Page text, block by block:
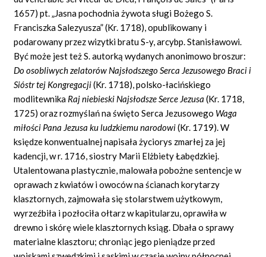
1657) pt. „Jasna pochodnia żywota sługi Bożego S.
Franciszka Salezyusza” (Kr. 1718), opublikowany i
podarowany przez wizytki bratu S-y, arcybp. Stanisławowi.
Być może jest też S. autorką wydanych anonimowo broszur:
Do osobliwych zelatorów Najsłodszego Serca Jezusowego Braci i
Sióstr tej Kongregacji(Kr. 1718), polsko-łacińskiego
modlitewnika Raj niebieski Najsłodsze Serce Jezusa (Kr. 1718,
1725) oraz rozmyślań na święto Serca Jezusowego Waga
miłości Pana Jezusa ku ludzkiemu narodowi(Kr. 1719). W
księdze konwentualnej napisała życiorys zmarłej za jej
kadencji, w r. 1716, siostry Marii Elżbiety Łabędzkiej.
Utalentowana plastycznie, malowała pobożne sentencje w
oprawach z kwiatów i owoców na ścianach korytarzy
klasztornych, zajmowała się stolarstwem użytkowym,
wyrzeźbiła i pozłociła ołtarz w kapitularzu, oprawiła w
drewno i skórę wiele klasztornych ksiąg. Dbała o sprawy
materialne klasztoru; chroniąc jego pieniądze przed